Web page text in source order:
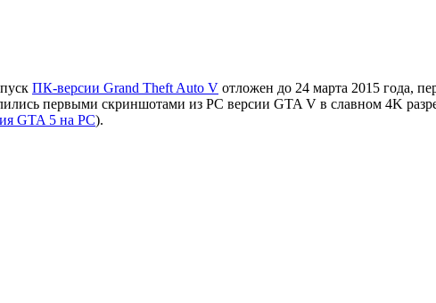
ПК-версии Grand Theft Auto V отложен до 24 марта 2015 года,
первыми скриншотами из PC версии GTA V в славном 4K
GTA 5 на PC).